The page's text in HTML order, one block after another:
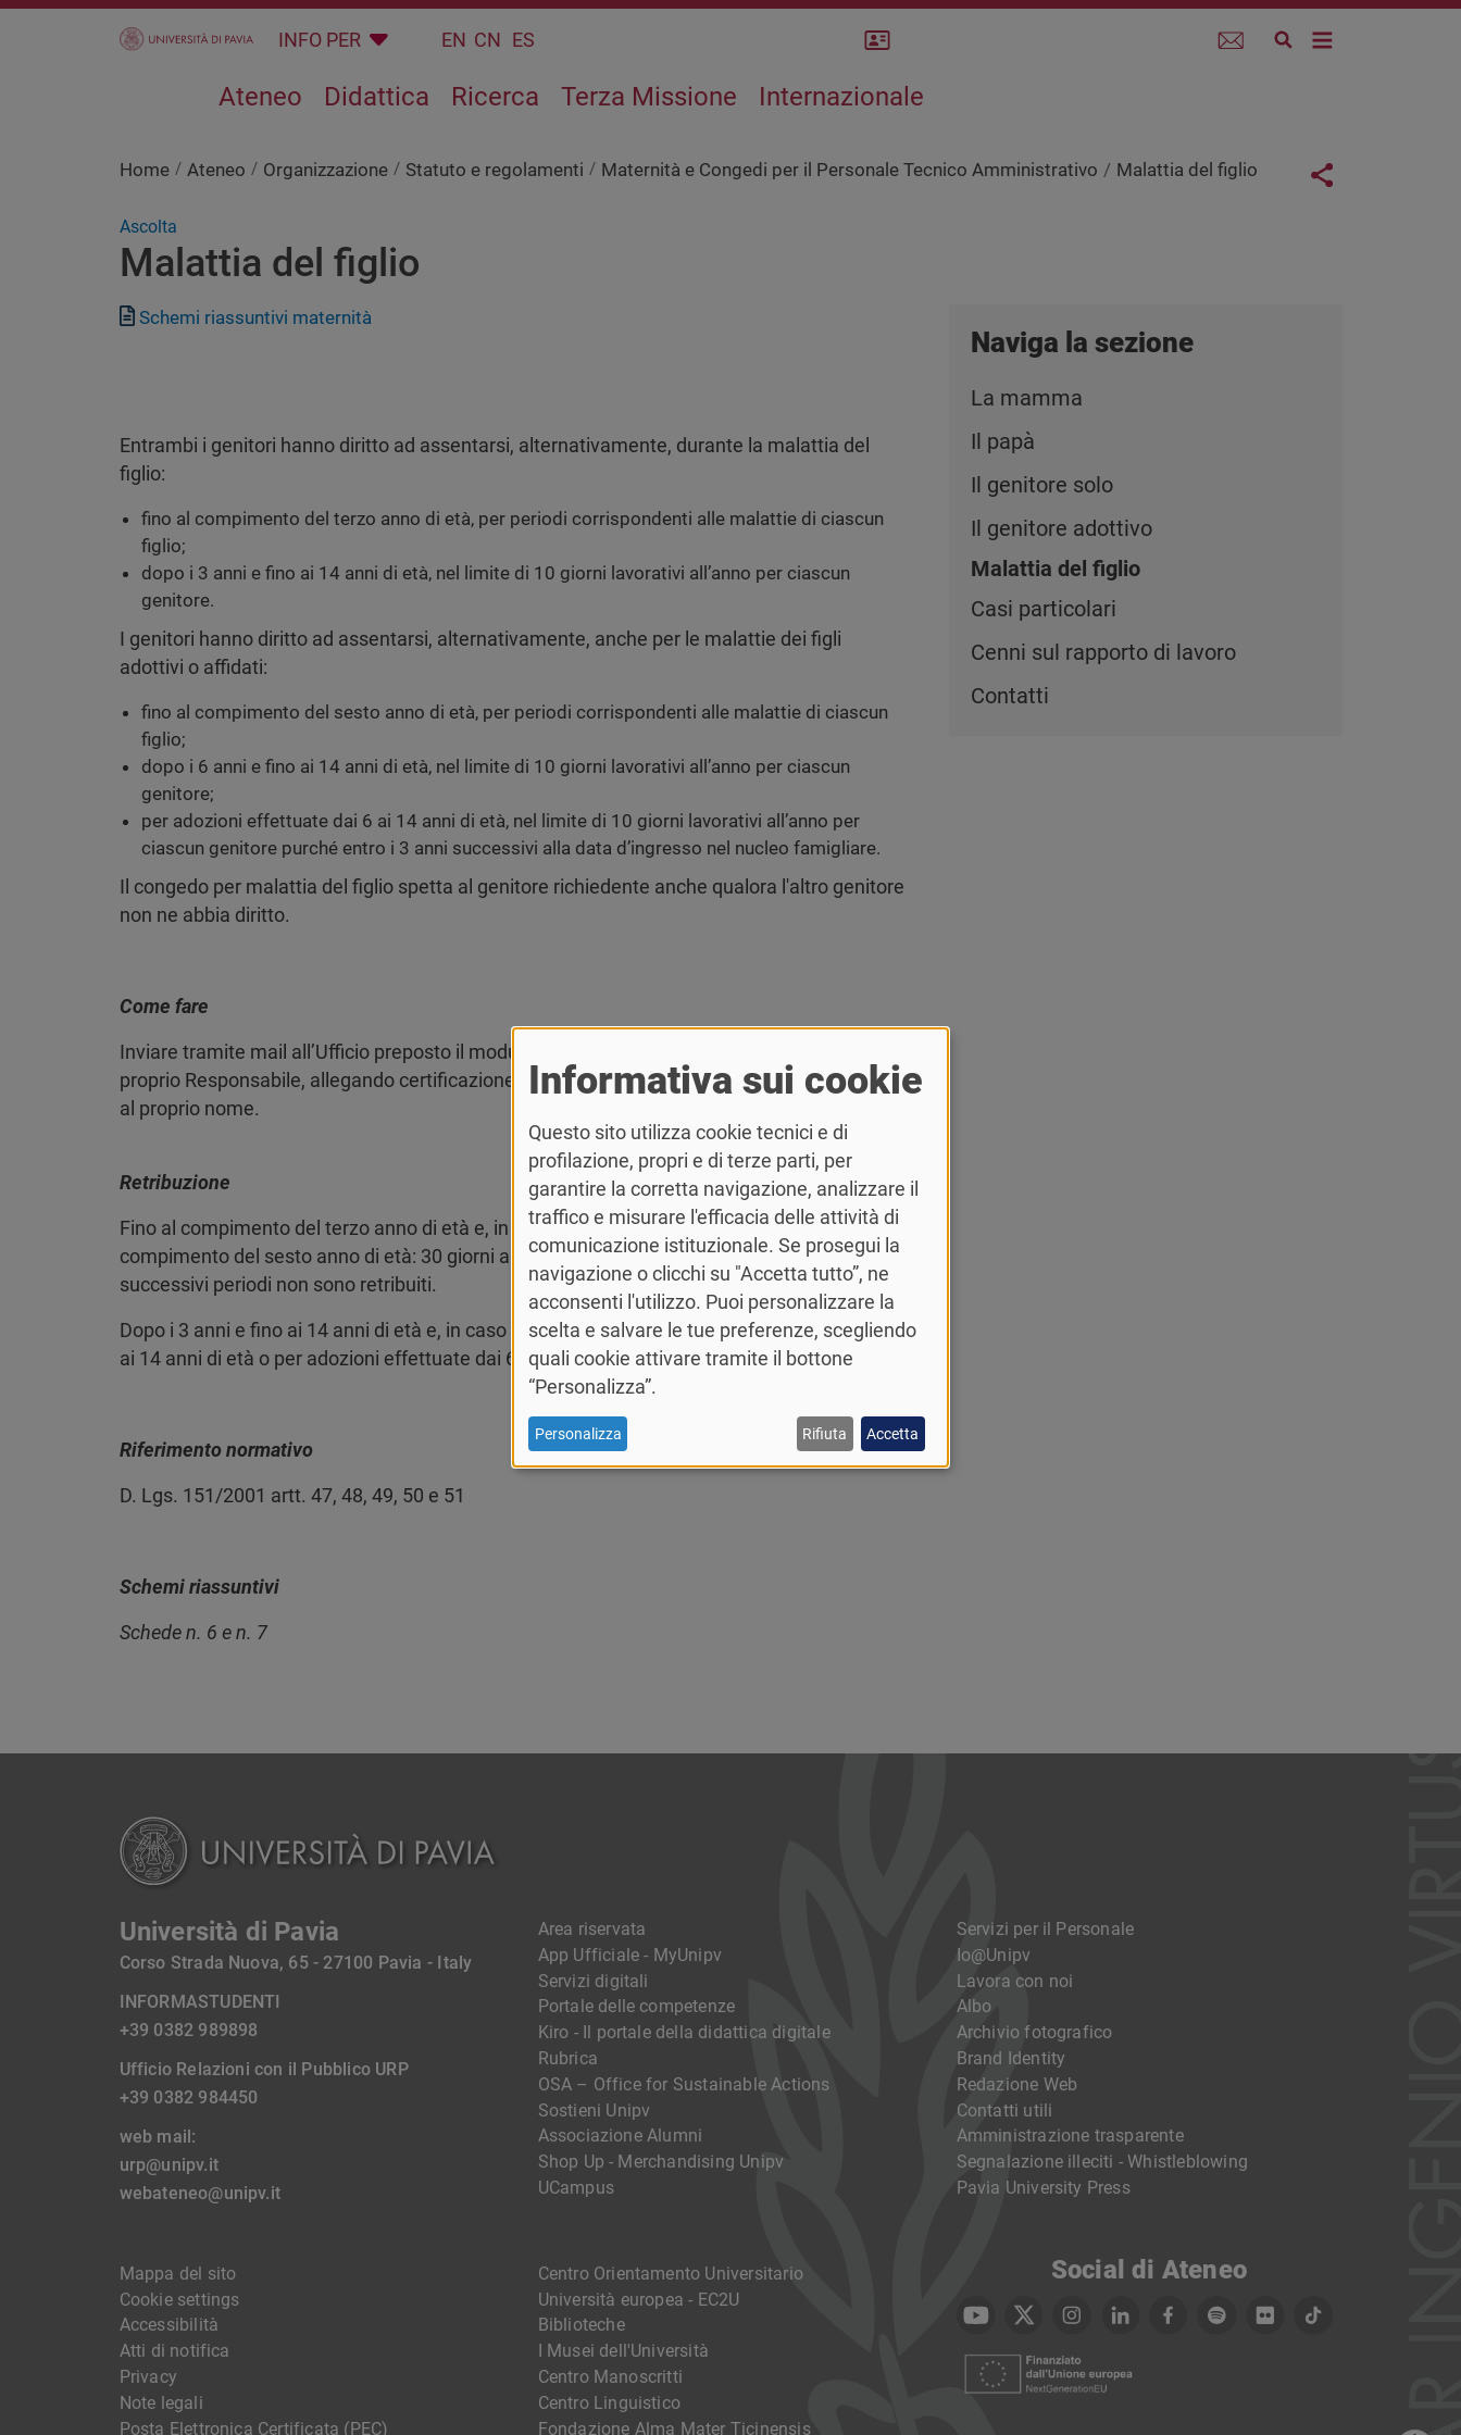
Salta al contenuto principale
INFO PER EN CN ES Webmail
Ateneo Didattica Ricerca Terza Missione Internazionale
Home Ateneo Organizzazione Statuto e regolamenti Maternità e Congedi per il Personale Tecnico Amministrativo Malattia del figlio Links
Share button
Ascolta
Malattia del figlio
Documento
Schemi riassuntivi maternità
Entrambi i genitori hanno diritto ad assentarsi, alternativamente, durante la malattia del
figlio:
fino al compimento del terzo anno di età, per periodi corrispondenti alle malattie di ciascun
figlio;
dopo i 3 anni e fino ai 14 anni di età, nel limite di 10 giorni lavorativi all’anno per ciascun
genitore.
I genitori hanno diritto ad assentarsi, alternativamente, anche per le malattie dei figli
adottivi o affidati:
fino al compimento del sesto anno di età, per periodi corrispondenti alle malattie di ciascun
figlio;
dopo i 6 anni e fino ai 14 anni di età, nel limite di 10 giorni lavorativi all’anno per ciascun
genitore;
per adozioni effettuate dai 6 ai 14 anni di età, nel limite di 10 giorni lavorativi all’anno per
ciascun genitore purché entro i 3 anni successivi alla data d’ingresso nel nucleo famigliare.
Il congedo per malattia del figlio spetta al genitore richiedente anche qualora l'altro genitore
non ne abbia diritto.
Come fare
Inviare tramite mail all’Ufficio preposto il modulo
proprio Responsabile, allegando certificazione medica di malattia del figlio in associazione
al proprio nome.
Retribuzione
Fino al compimento del terzo anno di età e, in caso di adozione/affidamento, fino al
compimento del sesto anno di età: 30 giorni all’anno prevedono intera retribuzione; i
successivi periodi non sono retribuiti.
Dopo i 3 anni e fino ai 14 anni di età e, in caso di adozione/affidamento, dopo i 6 anni e fino
ai 14 anni di età o per adozioni effettuate dai 6 ai 14 anni di età: non è prevista retribuzione.
Riferimento normativo
D. Lgs. 151/2001 artt. 47, 48, 49, 50 e 51
Schemi riassuntivi
Schede n. 6 e n. 7
Naviga la sezione
La mamma
Il papà
Il genitore solo
Il genitore adottivo
Malattia del figlio
Casi particolari
Cenni sul rapporto di lavoro
Contatti
Università di Pavia
Corso Strada Nuova, 65 - 27100 Pavia - Italy
INFORMASTUDENTI
+39 0382 989898
Ufficio Relazioni con il Pubblico URP
+39 0382 984450
web mail:
urp@unipv.it
webateneo@unipv.it
Area riservata
App Ufficiale - MyUnipv
Servizi digitali
Portale delle competenze
Kiro - Il portale della didattica digitale
Rubrica
OSA – Office for Sustainable Actions
Sostieni Unipv
Associazione Alumni
Shop Up - Merchandising Unipv
UCampus
Servizi per il Personale
Io@Unipv
Lavora con noi
Albo
Archivio fotografico
Brand Identity
Redazione Web
Contatti utili
Amministrazione trasparente
Segnalazione illeciti - Whistleblowing
Pavia University Press
Social di Ateneo
Centro Orientamento Universitario
Università europea - EC2U
Biblioteche
I Musei dell'Università
Centro Manoscritti
Centro Linguistico
Fondazione Alma Mater Ticinensis
Mappa del sito
Cookie settings
Accessibilità
Atti di notifica
Privacy
Note legali
Posta Elettronica Certificata (PEC)
Informativa sui cookie
Questo sito utilizza cookie tecnici e di
profilazione, propri e di terze parti, per
garantire la corretta navigazione, analizzare il
traffico e misurare l'efficacia delle attività di
comunicazione istituzionale. Se prosegui la
navigazione o clicchi su "Accetta tutto”, ne
acconsenti l'utilizzo. Puoi personalizzare la
scelta e salvare le tue preferenze, scegliendo
quali cookie attivare tramite il bottone
“Personalizza”.
Personalizza Rifiuta Accetta